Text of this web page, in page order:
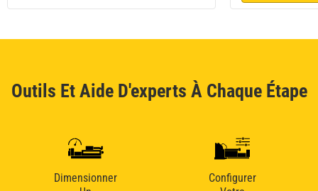
Outils Et Aide D'experts À Chaque Étape
Dimensionner
Configurer